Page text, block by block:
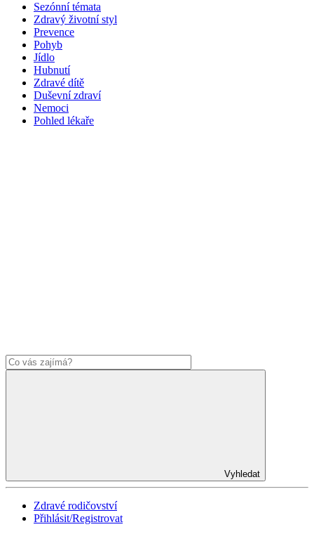
Sezónní témata
Zdravý životní styl
Prevence
Pohyb
Jídlo
Hubnutí
Zdravé dítě
Duševní zdraví
Nemoci
Pohled lékaře
Vyhledat
Zdravé rodičovství
Přihlásit/Registrovat